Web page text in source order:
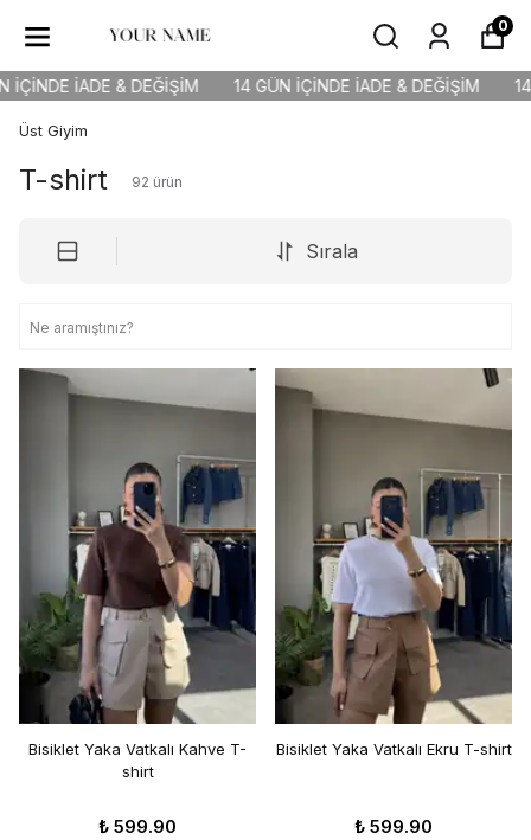
0
& DEĞİŞİM 14 GÜN İÇİNDE İADE & DEĞİŞİM 14 GÜN
Üst Giyim
T-shirt 92 ürün
Sırala
Bisiklet Yaka Vatkalı Kahve T-
shirt
₺ 599.90
Bisiklet Yaka Vatkalı Ekru T-shirt
₺ 599.90